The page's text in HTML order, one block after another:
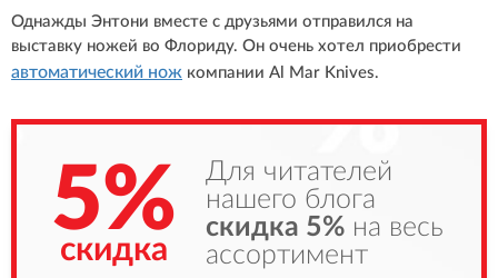
Однажды Энтони вместе с друзьями отправился на
выставку ножей во Флориду. Он очень хотел приобрести
автоматический нож компании Al Mar Knives.
5%
скидка
Для читателей
нашего блога
скидка 5% на весь
ассортимент